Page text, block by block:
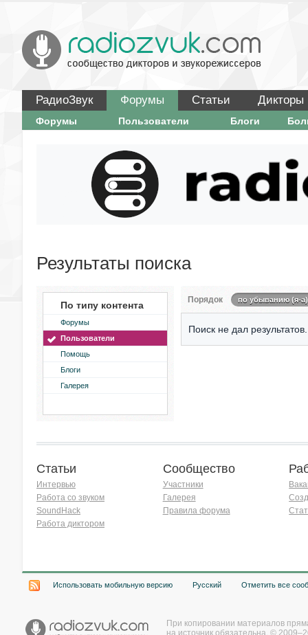
РадиоЗвук Форумы Статьи Дикторы
Форумы Пользователи Блоги
Результаты поиска
По типу контента
Форумы
Пользователи
Помощь
Блоги
Галерея
Порядок по убыванию (я-а)
Поиск не дал результатов.
Статьи
Интервью
Работа со звуком
SoundHack
Работа диктором
Сообщество
Участники
Галерея
Правила форума
Использовать мобильную версию Русский Отметить все
При копировании материалов
на источник обязательна. ©